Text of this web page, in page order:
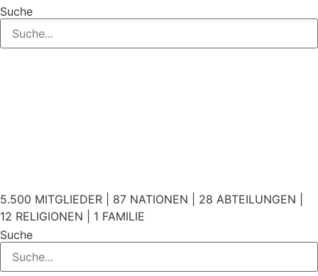
Suche
5.500 MITGLIEDER | 87 NATIONEN | 28 ABTEILUNGEN |
12 RELIGIONEN | 1 FAMILIE
Suche